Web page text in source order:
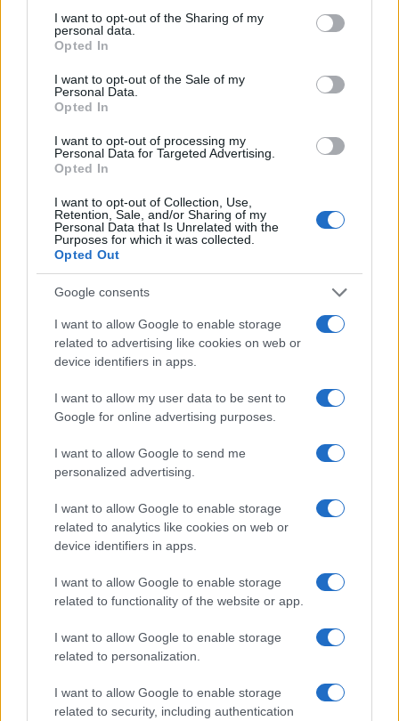
not limited to your visit or usage behaviour. You may click to
grant or deny consent to Google and its third-party tags to
use your data for below specified purposes in below Google
consent section.
I want to opt-out of the Sharing of my
personal data.
Opted In
I want to opt-out of the Sale of my
Personal Data.
Opted In
I want to opt-out of processing my
Personal Data for Targeted Advertising.
Opted In
I want to opt-out of Collection, Use,
Retention, Sale, and/or Sharing of my
Personal Data that Is Unrelated with the
Purposes for which it was collected.
Opted Out
Google consents
I want to allow Google to enable storage
related to advertising like cookies on web or
device identifiers in apps.
I want to allow my user data to be sent to
Google for online advertising purposes.
I want to allow Google to send me
personalized advertising.
I want to allow Google to enable storage
related to analytics like cookies on web or
device identifiers in apps.
I want to allow Google to enable storage
related to functionality of the website or app.
I want to allow Google to enable storage
related to personalization.
I want to allow Google to enable storage
related to security, including authentication
küldetésekhez”
– mondta Yonni Gedj, a vállalat robotikai
részlegének operatív szakértője.
Kritikusok aggályokat fogalmaztak meg
amiatt, hogy a robotok maguktól, esetleg
tévesen dönthetnek úgy, hogy célpontokra
lőnek. A vállalat szerint ilyen képességek
léteznek, de nem kínálják fel őket az
ügyfeleiknek.
„Lehetséges, hogy maga a
fegyver is autonóm legyen,
azonban ez ma már a felhasználó
– mondta Avni.
Defense and Security System International
fegyver-expón mutatják be.
Az izraeliek inkább robotokkal
háborúznának